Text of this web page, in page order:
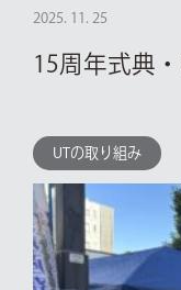
2025. 11. 25
15周年式典
UTの取り組み